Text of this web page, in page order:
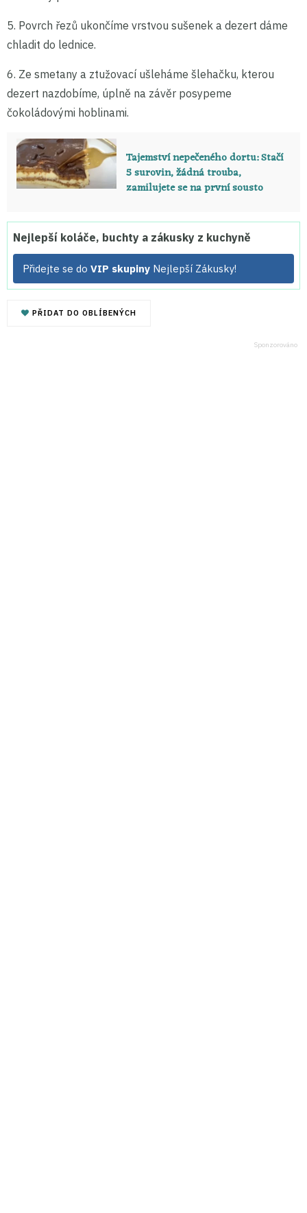
5. Povrch řezů ukončíme vrstvou sušenek a dezert dáme
chladit do lednice.
6. Ze smetany a ztužovací ušleháme šlehačku, kterou
dezert nazdobíme, úplně na závěr posypeme
čokoládovými hoblinami.
Tajemství nepečeného dortu: Stačí
5 surovin, žádná trouba,
zamilujete se na první sousto
Nejlepší koláče, buchty a zákusky z kuchyně
Přidejte se do VIP skupiny Nejlepší Zákusky!
PŘIDAT DO OBLÍBENÝCH